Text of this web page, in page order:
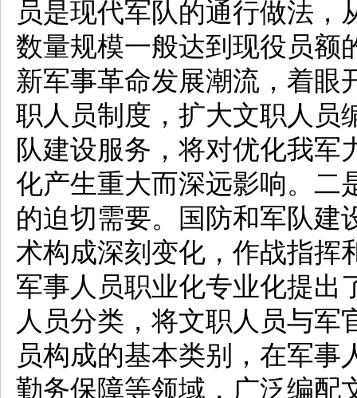
员是现代军队的通行做法，
数量规模一般达到现役员额
新军事革命发展潮流，着眼
职人员制度，扩大文职人员
队建设服务，将对优化我军
化产生重大而深远影响。二
的迫切需要。国防和军队建
术构成深刻变化，作战指挥
军事人员职业化专业化提出
人员分类，将文职人员与军
员构成的基本类别，在军事
勤务保障等领域，广泛编配